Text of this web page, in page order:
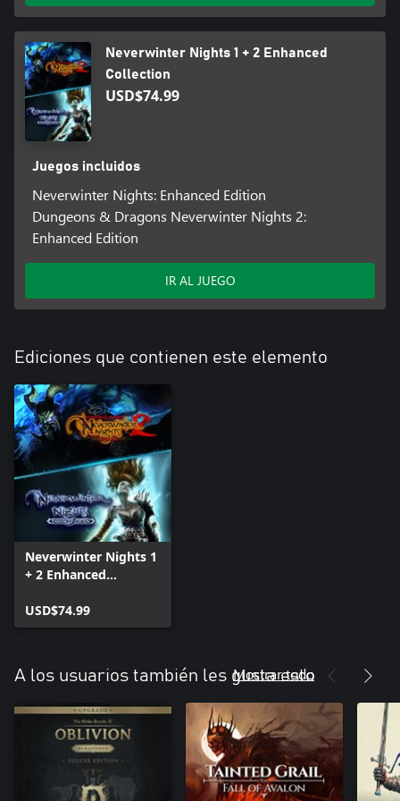
Neverwinter Nights 1 + 2 Enhanced
Collection
USD$74.99
Juegos incluidos
Neverwinter Nights: Enhanced Edition
Dungeons & Dragons Neverwinter Nights 2:
Enhanced Edition
IR AL JUEGO
Ediciones que contienen este elemento
Neverwinter Nights 1
+ 2 Enhanced
USD$74.99
A los usuarios también les gusta esto
Mostrar todo